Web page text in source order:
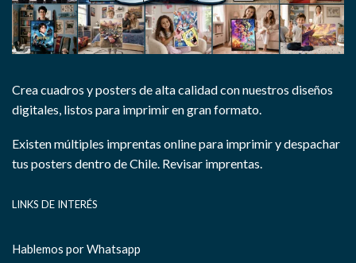
Crea cuadros y posters de alta calidad con nuestros diseños
digitales, listos para imprimir en gran formato.
Existen múltiples imprentas online para imprimir y despachar
tus posters dentro de Chile. Revisar imprentas.
LINKS DE INTERÉS
Hablemos por Whatsapp